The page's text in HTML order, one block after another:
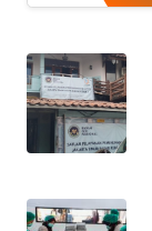
SERBI
OPINI
Informasi
BERITA